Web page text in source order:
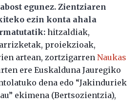
egunez. Zientziaren
ezin konta ahala
hitzaldiak,
proiekzioak,
artean, zortzigarren Naukas
ere Euskalduna Jauregiko
dena edo “Jakinduriek
ekimena (Bertsozientzia),